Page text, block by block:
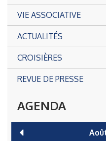
VIE ASSOCIATIVE
ACTUALITÉS
CROISIÈRES
REVUE DE PRESSE
AGENDA